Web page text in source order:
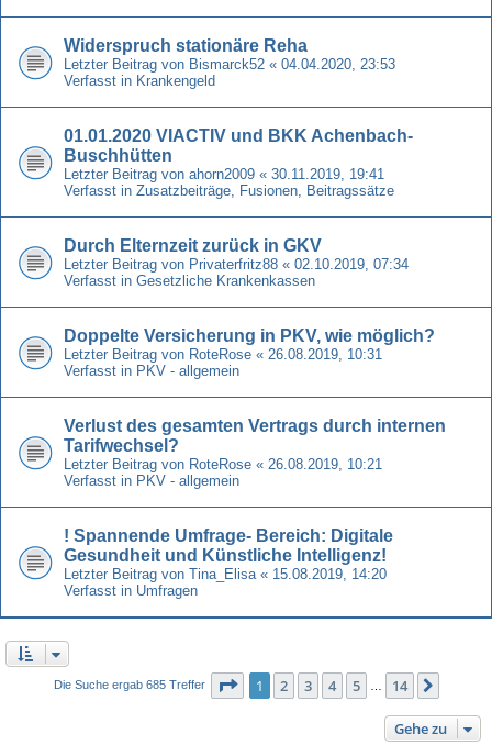
Widerspruch stationäre Reha
Letzter Beitrag von Bismarck52 « 04.04.2020, 23:53
Verfasst in Krankengeld
01.01.2020 VIACTIV und BKK Achenbach-
Buschhütten
Letzter Beitrag von ahorn2009 « 30.11.2019, 19:41
Verfasst in Zusatzbeiträge, Fusionen, Beitragssätze
Durch Elternzeit zurück in GKV
Letzter Beitrag von Privaterfritz88 « 02.10.2019, 07:34
Verfasst in Gesetzliche Krankenkassen
Doppelte Versicherung in PKV, wie möglich?
Letzter Beitrag von RoteRose « 26.08.2019, 10:31
Verfasst in PKV - allgemein
Verlust des gesamten Vertrags durch internen
Tarifwechsel?
Letzter Beitrag von RoteRose « 26.08.2019, 10:21
Verfasst in PKV - allgemein
! Spannende Umfrage- Bereich: Digitale
Gesundheit und Künstliche Intelligenz!
Letzter Beitrag von Tina_Elisa « 15.08.2019, 14:20
Verfasst in Umfragen
Die Suche ergab 685 Treffer Seite 1von 14
1 2 3 4 5 14
Gehe zu